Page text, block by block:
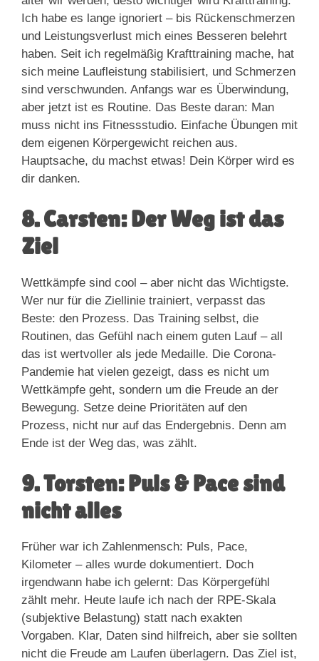
Ich habe es lange ignoriert – bis Rückenschmerzen
und Leistungsverlust mich eines Besseren belehrt
haben. Seit ich regelmäßig Krafttraining mache, hat
sich meine Laufleistung stabilisiert, und Schmerzen
sind verschwunden. Anfangs war es Überwindung,
aber jetzt ist es Routine. Das Beste daran: Man
muss nicht ins Fitnessstudio. Einfache Übungen mit
dem eigenen Körpergewicht reichen aus.
Hauptsache, du machst etwas! Dein Körper wird es
dir danken.
8. Carsten: Der Weg ist das
Ziel
Wettkämpfe sind cool – aber nicht das Wichtigste.
Wer nur für die Ziellinie trainiert, verpasst das
Beste: den Prozess. Das Training selbst, die
Routinen, das Gefühl nach einem guten Lauf – all
das ist wertvoller als jede Medaille. Die Corona-
Pandemie hat vielen gezeigt, dass es nicht um
Wettkämpfe geht, sondern um die Freude an der
Bewegung. Setze deine Prioritäten auf den
Prozess, nicht nur auf das Endergebnis. Denn am
Ende ist der Weg das, was zählt.
9. Torsten: Puls & Pace sind
nicht alles
Früher war ich Zahlenmensch: Puls, Pace,
Kilometer – alles wurde dokumentiert. Doch
irgendwann habe ich gelernt: Das Körpergefühl
zählt mehr. Heute laufe ich nach der RPE-Skala
(subjektive Belastung) statt nach exakten
Vorgaben. Klar, Daten sind hilfreich, aber sie sollten
nicht die Freude am Laufen überlagern. Das Ziel ist,